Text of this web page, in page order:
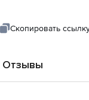
Скопировать
Отзывы